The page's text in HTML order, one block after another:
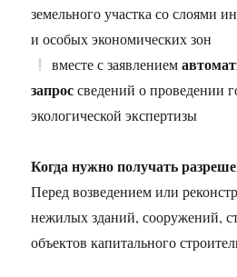
земельного участка со слоями
и особых экономических зон
вместе с заявлением
запроссведений о проведении
экологической экспертизы
Когда нужно получать
Перед возведением или
нежилых зданий, сооружений,
объектов капитального